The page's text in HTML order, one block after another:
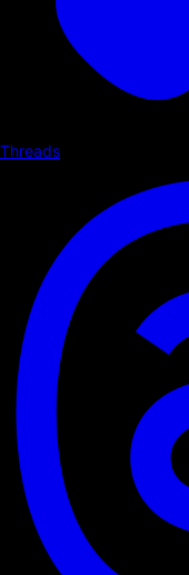
Threads